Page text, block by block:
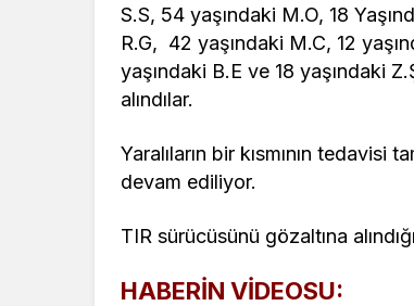
S.S, 54 yaşındaki M.O, 18
R.G, 42 yaşındaki M.C, 12
yaşındaki B.E ve 18 yaşındaki
alındılar.
Yaralıların bir kısmının tedavisi
devam ediliyor.
TIR sürücüsünü gözaltına
HABERİN VİDEOSU: